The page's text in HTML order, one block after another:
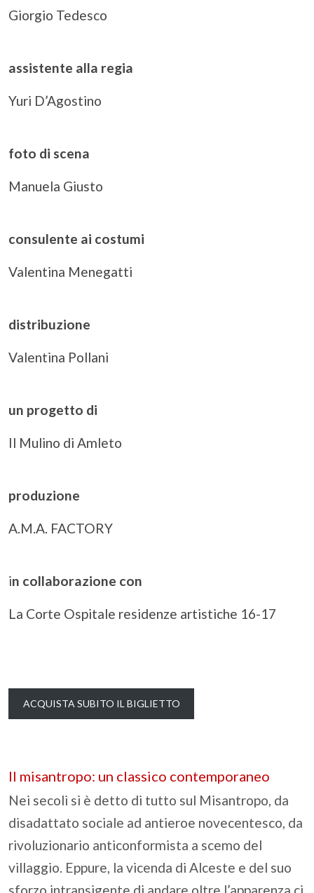
Giorgio Tedesco
assistente alla regia
Yuri D’Agostino
foto di scena
Manuela Giusto
consulente ai costumi
Valentina Menegatti
distribuzione
Valentina Pollani
un progetto di
Il Mulino di Amleto
produzione
A.M.A. FACTORY
in collaborazione con
La Corte Ospitale residenze artistiche 16-17
ACQUISTA SUBITO IL BIGLIETTO
Il misantropo: un classico contemporaneo
Nei secoli si è detto di tutto sul Misantropo, da
disadattato sociale ad antieroe novecentesco, da
rivoluzionario anticonformista a scemo del
villaggio. Eppure, la vicenda di Alceste e del suo
sforzo intransigente di andare oltre l’apparenza ci